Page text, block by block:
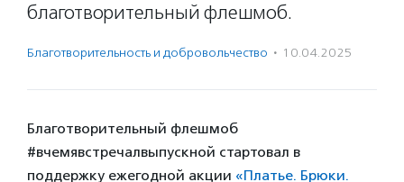
благотворительный флешмоб.
Благотвори­тель­ность и доброволь­чест­во · 10.04.2025
Благотворительный флешмоб
#вчемявстречалвыпускной стартовал в
поддержку ежегодной акции «Платье. Брюки.